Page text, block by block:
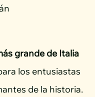
grande de Italia
los entusiastas
de la historia.